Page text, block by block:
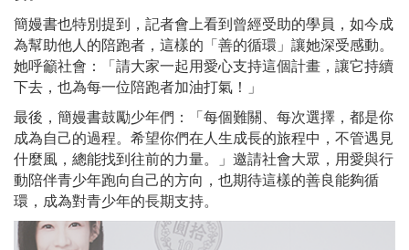
簡嫚書也特別提到，記者會上看到曾經受助的學員，如今成
為幫助他人的陪跑者，這樣的「善的循環」讓她深受感動。
她呼籲社會：「請大家一起用愛心支持這個計畫，讓它持續
下去，也為每一位陪跑者加油打氣！」
最後，簡嫚書鼓勵少年們：「每個難關、每次選擇，都是你
成為自己的過程。希望你們在人生成長的旅程中，不管遇見
什麼風，總能找到往前的力量。」邀請社會大眾，用愛與行
動陪伴青少年跑向自己的方向，也期待這樣的善良能夠循
環，成為對青少年的長期支持。